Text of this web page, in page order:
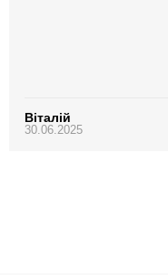
Віталій
30.06.2025